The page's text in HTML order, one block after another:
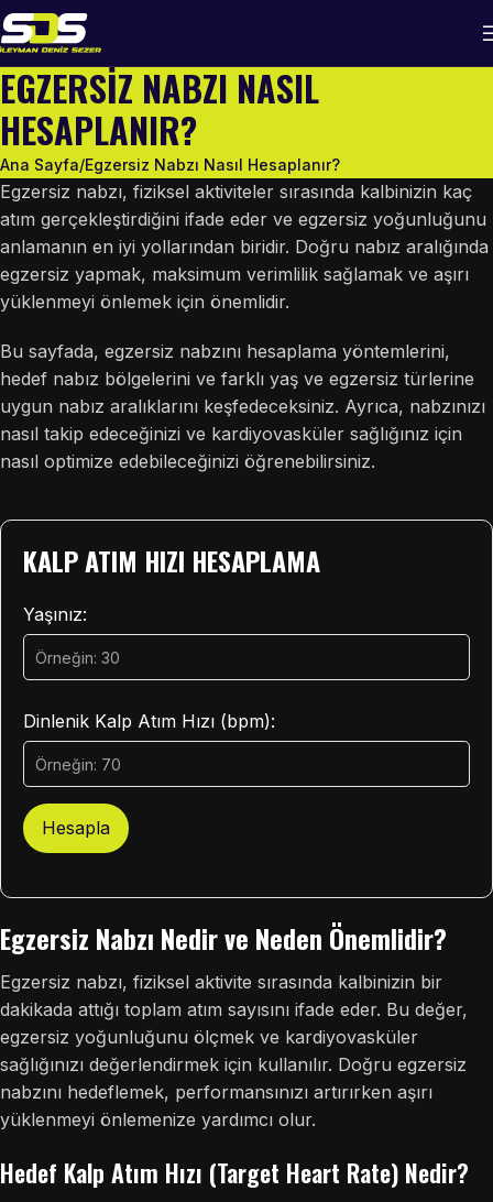
EGZERSIZ NABZI NASIL
HESAPLANIR?
Ana Sayfa Egzersiz Nabzı Nasıl Hesaplanır?
Egzersiz nabzı, fiziksel aktiviteler sırasında kalbinizin kaç
atım gerçekleştirdiğini ifade eder ve egzersiz yoğunluğunu
anlamanın en iyi yollarından biridir. Doğru nabız aralığında
egzersiz yapmak, maksimum verimlilik sağlamak ve aşırı
yüklenmeyi önlemek için önemlidir.
Bu sayfada, egzersiz nabzını hesaplama yöntemlerini,
hedef nabız bölgelerini ve farklı yaş ve egzersiz türlerine
uygun nabız aralıklarını keşfedeceksiniz. Ayrıca, nabzınızı
nasıl takip edeceğinizi ve kardiyovasküler sağlığınız için
nasıl optimize edebileceğinizi öğrenebilirsiniz.
KALP ATIM HIZI HESAPLAMA
Yaşınız:
Dinlenik Kalp Atım Hızı (bpm):
Hesapla
Egzersiz Nabzı Nedir ve Neden Önemlidir?
Egzersiz nabzı, fiziksel aktivite sırasında kalbinizin bir
dakikada attığı toplam atım sayısını ifade eder. Bu değer,
egzersiz yoğunluğunu ölçmek ve kardiyovasküler
sağlığınızı değerlendirmek için kullanılır. Doğru egzersiz
nabzını hedeflemek, performansınızı artırırken aşırı
yüklenmeyi önlemenize yardımcı olur.
Hedef Kalp Atım Hızı (Target Heart Rate) Nedir?